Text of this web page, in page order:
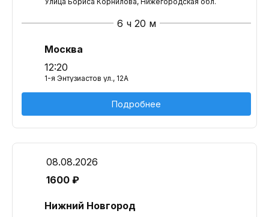
6 ч 20 м
Москва
12:20
1-я Энтузиастов ул., 12А
Подробнее
08.08.2026
1600 ₽
Нижний Новгород